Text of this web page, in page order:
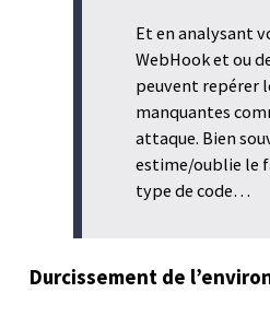
Et en analysant
WebHook et ou
peuvent repérer
manquantes
attaque. Bien
estime/oublie le
type de code…
Durcissement de